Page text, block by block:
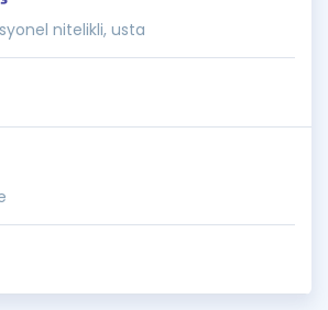
nitelikli, usta